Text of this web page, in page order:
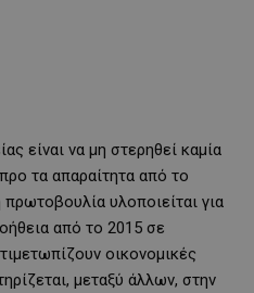
είναι να μη στερηθεί καμία
τα απαραίτητα από το
υλοποιείται για
από το 2015 σε
οικονομικές
μεταξύ άλλων, στην